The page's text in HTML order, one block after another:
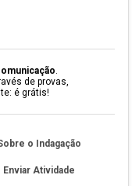
.
de provas,
é grátis!
o Indagação
Enviar Atividade